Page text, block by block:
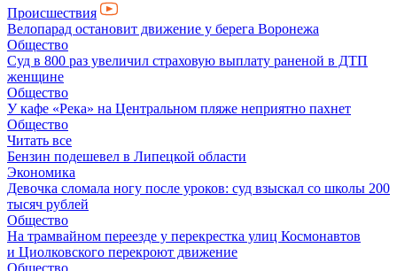
Происшествия
Велопарад остановит движение у берега Воронежа
Общество
Суд в 800 раз увеличил страховую выплату раненой в ДТП
женщине
Общество
У кафе «Река» на Центральном пляже неприятно пахнет
Общество
Читать все
Бензин подешевел в Липецкой области
Экономика
Девочка сломала ногу после уроков: суд взыскал со школы 200
тысяч рублей
Общество
На трамвайном переезде у перекрестка улиц Космонавтов
и Циолковского перекроют движение
Общество